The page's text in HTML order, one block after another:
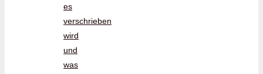
es
verschrieben
wird
und
was